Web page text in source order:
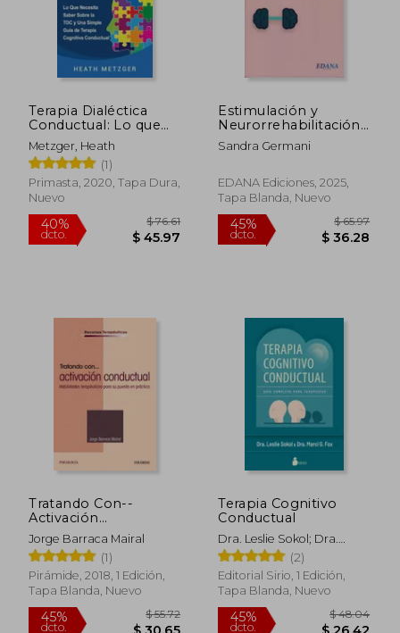
Terapia Dialéctica
Conductual: Lo que
Necesita Saber Sobre
la tdc y una Simple
Guía de Terapia
Cognitiva Conductual
Metzger, Heath
(1)
Primasta, 2020, Tapa Dura,
Nuevo
Estimulación y
Neurorrehabilitación
Cognitiva
Sandra Germani
EDANA Ediciones, 2025,
Tapa Blanda, Nuevo
Tratando Con--
Activación
Conductual:
Habilidades
Terapéuticas Para su
Puesta en Práctica
Jorge Barraca Mairal
(1)
Pirámide, 2018, 1 Edición,
Tapa Blanda, Nuevo
Terapia Cognitivo
Conductual
Dra. Leslie Sokol; Dra.
Marci Fox
(2)
Editorial Sirio, 1 Edición,
Tapa Blanda, Nuevo